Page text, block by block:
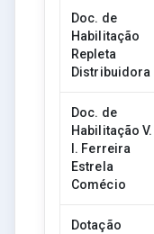
Doc. de
Habilitação
Repleta
Distribuidora
Doc. de
Habilitação V.
I. Ferreira
Estrela
Comécio
Dotação